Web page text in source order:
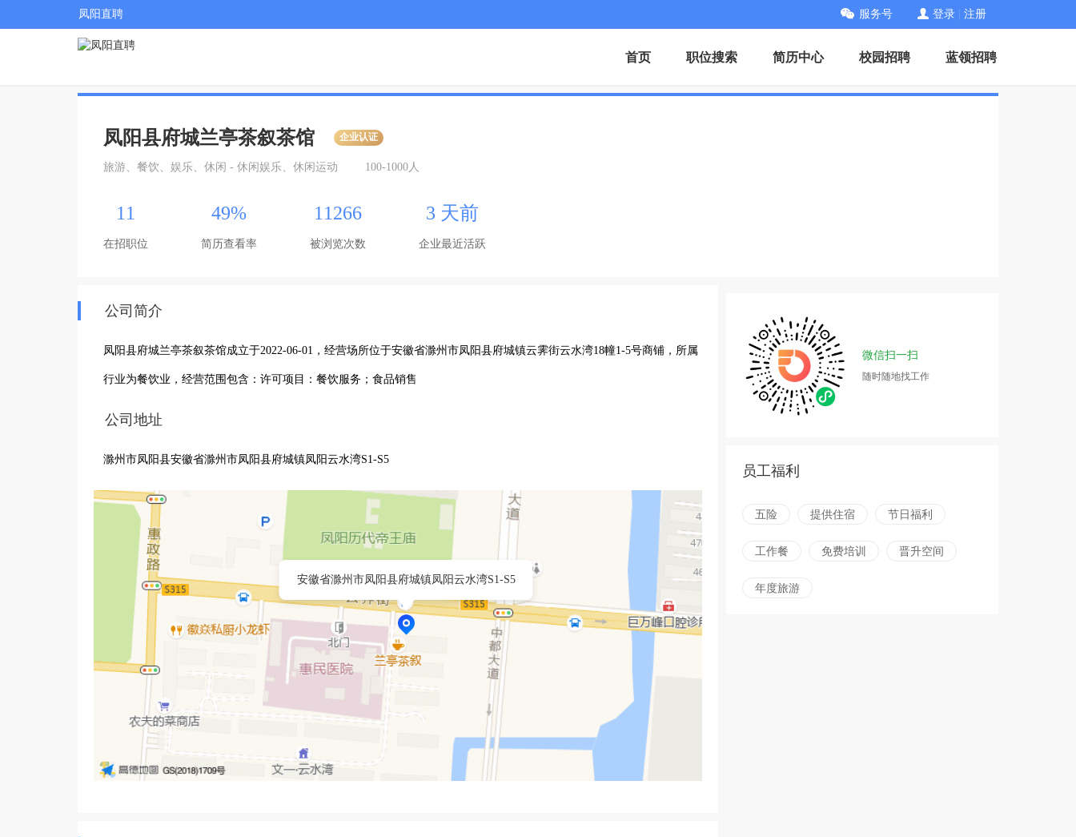
凤阳直聘 服务号 登录 注册
首页 职位搜索 简历中心 校园招聘 蓝领招聘
凤阳县府城兰亭茶叙茶馆 企业认证
旅游、餐饮、娱乐、休闲 - 休闲娱乐、休闲运动 100-1000人
11
在招职位
49%
简历查看率
11266
被浏览次数
3 天前
企业最近活跃
公司简介
凤阳县府城兰亭茶叙茶馆成立于2022-06-01，经营场所位于安徽省滁州市凤阳县府城镇云霁街云水湾18幢1-5号商铺，所属
行业为餐饮业，经营范围包含：许可项目：餐饮服务；食品销售
公司地址
滁州市凤阳县安徽省滁州市凤阳县府城镇凤阳云水湾S1-S5
安徽省滁州市凤阳县府城镇凤阳云水湾S1-S5
微信扫一扫
随时随地找工作
员工福利
五险 提供住宿 节日福利
工作餐 免费培训 晋升空间
年度旅游